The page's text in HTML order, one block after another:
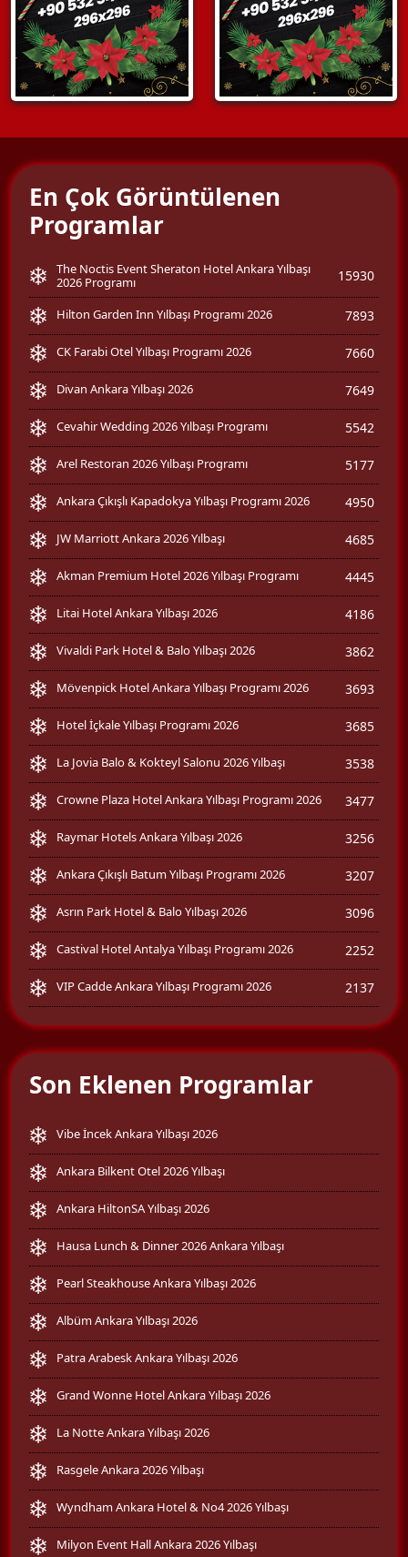
En Çok Görüntülenen
Programlar
The Noctis Event Sheraton Hotel Ankara Yılbaşı
2026 Programı
15930
Hilton Garden Inn Yılbaşı Programı 2026 7893
CK Farabi Otel Yılbaşı Programı 2026 7660
Divan Ankara Yılbaşı 2026 7649
Cevahir Wedding 2026 Yılbaşı Programı 5542
Arel Restoran 2026 Yılbaşı Programı 5177
Ankara Çıkışlı Kapadokya Yılbaşı Programı 2026 4950
JW Marriott Ankara 2026 Yılbaşı 4685
Akman Premium Hotel 2026 Yılbaşı Programı 4445
Litai Hotel Ankara Yılbaşı 2026 4186
Vivaldi Park Hotel & Balo Yılbaşı 2026 3862
Mövenpick Hotel Ankara Yılbaşı Programı 2026 3693
Hotel İçkale Yılbaşı Programı 2026 3685
La Jovia Balo & Kokteyl Salonu 2026 Yılbaşı 3538
Crowne Plaza Hotel Ankara Yılbaşı Programı 2026 3477
Raymar Hotels Ankara Yılbaşı 2026 3256
Ankara Çıkışlı Batum Yılbaşı Programı 2026 3207
Asrın Park Hotel & Balo Yılbaşı 2026 3096
Castival Hotel Antalya Yılbaşı Programı 2026 2252
VIP Cadde Ankara Yılbaşı Programı 2026 2137
Son Eklenen Programlar
Vibe İncek Ankara Yılbaşı 2026
Ankara Bilkent Otel 2026 Yılbaşı
Ankara HiltonSA Yılbaşı 2026
Hausa Lunch & Dinner 2026 Ankara Yılbaşı
Pearl Steakhouse Ankara Yılbaşı 2026
Albüm Ankara Yılbaşı 2026
Patra Arabesk Ankara Yılbaşı 2026
Grand Wonne Hotel Ankara Yılbaşı 2026
La Notte Ankara Yılbaşı 2026
Rasgele Ankara 2026 Yılbaşı
Wyndham Ankara Hotel & No4 2026 Yılbaşı
Milyon Event Hall Ankara 2026 Yılbaşı